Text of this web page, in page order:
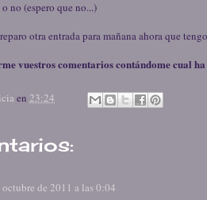
no (espero que no...)
otra entrada para mañana ahora que
vuestros comentarios contándome cual
en 23:24
octubre de 2011 a las 0:04